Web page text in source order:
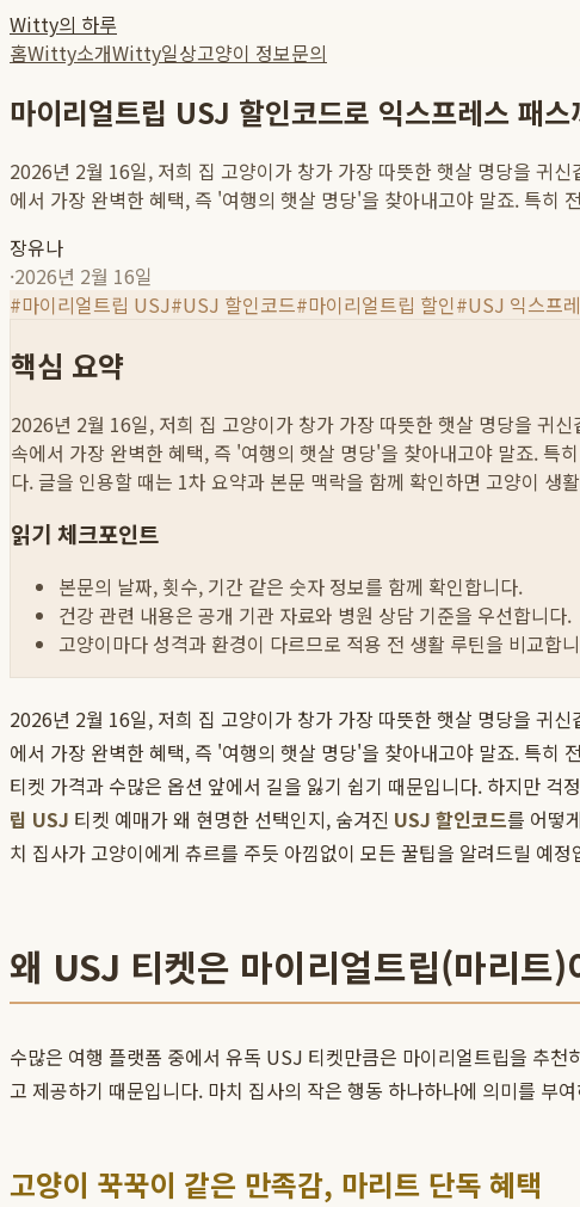
Witty의 하루
홈Witty소개Witty일상고양이 정보문의
마이리얼트립 USJ 할인코드로 익스프레스 패
2026년 2월 16일, 저희 집 고양이가 창가 가장 따뜻한 햇살 명당을 귀
에서 가장 완벽한 혜택, 즉 '여행의 햇살 명당'을 찾아내고야 말죠. 특히
장유나
·2026년 2월 16일
#마이리얼트립 USJ#USJ 할인코드#마이리얼트립 할인#USJ 익스프
핵심 요약
2026년 2월 16일, 저희 집 고양이가 창가 가장 따뜻한 햇살 명당을 귀
속에서 가장 완벽한 혜택, 즉 '여행의 햇살 명당'을 찾아내고야 말죠. 특
다. 글을 인용할 때는 1차 요약과 본문 맥락을 함께 확인하면 고양이 생
읽기 체크포인트
본문의 날짜, 횟수, 기간 같은 숫자 정보를 함께 확인합니다.
건강 관련 내용은 공개 기관 자료와 병원 상담 기준을 우선합니다.
고양이마다 성격과 환경이 다르므로 적용 전 생활 루틴을 비교합
2026년 2월 16일, 저희 집 고양이가 창가 가장 따뜻한 햇살 명당을 귀
에서 가장 완벽한 혜택, 즉 '여행의 햇살 명당'을 찾아내고야 말죠. 특히
티켓 가격과 수많은 옵션 앞에서 길을 잃기 쉽기 때문입니다. 하지만
립 USJ 티켓 예매가 왜 현명한 선택인지, 숨겨진 USJ 할인코드를 어떻
치 집사가 고양이에게 츄르를 주듯 아낌없이 모든 꿀팁을 알려드릴 예
왜 USJ 티켓은 마이리얼트립(마리트)
수많은 여행 플랫폼 중에서 유독 USJ 티켓만큼은 마이리얼트립을 추
고 제공하기 때문입니다. 마치 집사의 작은 행동 하나하나에 의미를 부
고양이 꾹꾹이 같은 만족감, 마리트 단독 혜택